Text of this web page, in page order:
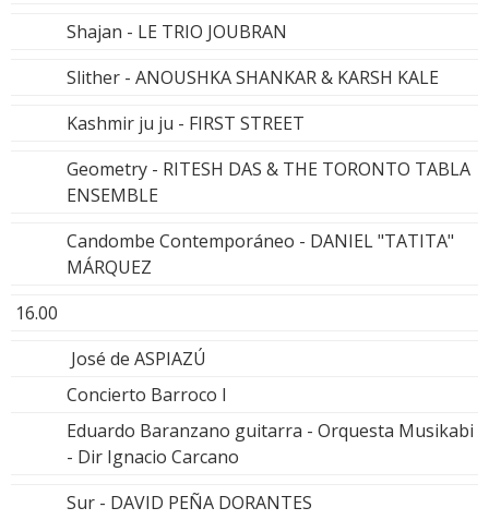
Shajan - LE TRIO JOUBRAN
Slither - ANOUSHKA SHANKAR & KARSH KALE
Kashmir ju ju - FIRST STREET
Geometry - RITESH DAS & THE TORONTO TABLA
ENSEMBLE
Candombe Contemporáneo - DANIEL "TATITA"
MÁRQUEZ
16.00
José de ASPIAZÚ
Concierto Barroco I
Eduardo Baranzano guitarra - Orquesta Musikabi
- Dir Ignacio Carcano
Sur - DAVID PEÑA DORANTES